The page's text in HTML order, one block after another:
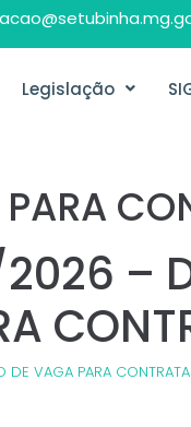
Legislação
2026 –
VAGA PARA